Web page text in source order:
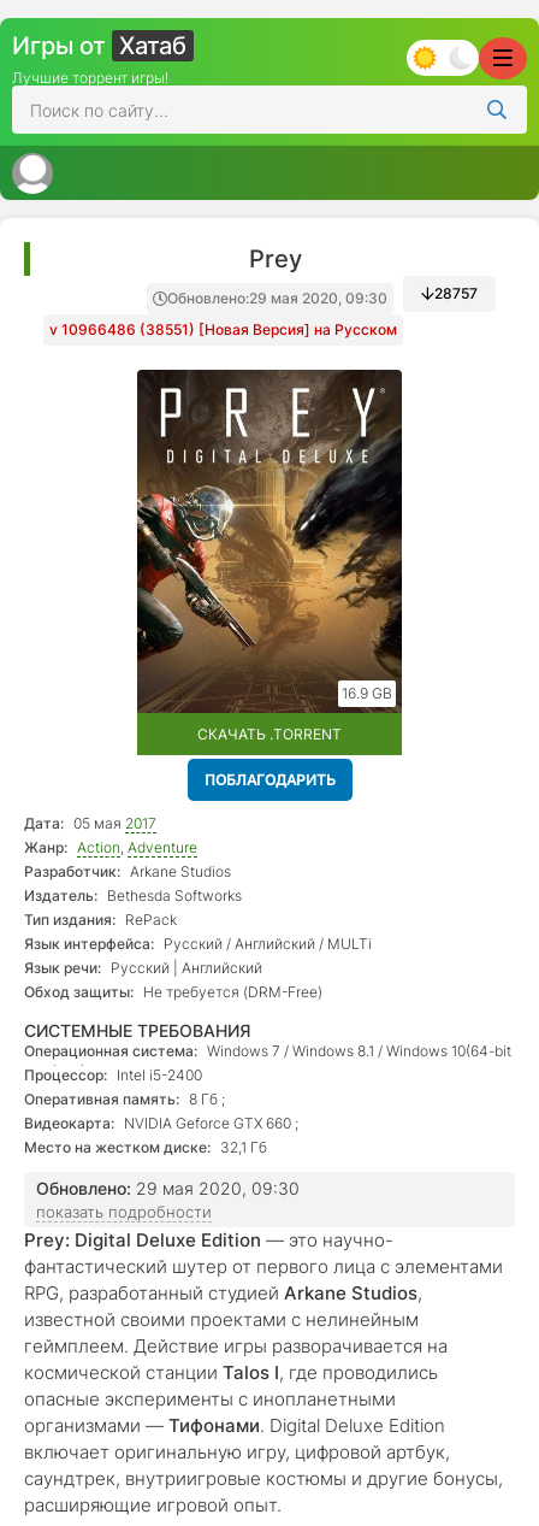
Игры от Хатаб
Лучшие торрент игры!
Prey
Обновлено:29 мая 2020, 09:30
v 10966486 (38551) [Новая Версия] на Русском
28757
16.9 GB
СКАЧАТЬ .TORRENT
ПОБЛАГОДАРИТЬ
Дата: 05 мая 2017
Жанр: Action, Adventure
Разработчик: Arkane Studios
Издатель: Bethesda Softworks
Тип издания: RePack
Язык интерфейса: Русский / Английский / MULTi
Язык речи: Русский | Английский
Обход защиты: Не требуется (DRM-Free)
СИСТЕМНЫЕ ТРЕБОВАНИЯ
Операционная система: Windows 7 / Windows 8.1 / Windows 10(64-bit
versions);
Процессор: Intel i5-2400
Оперативная память: 8 Гб ;
Видеокарта: NVIDIA Geforce GTX 660 ;
Место на жестком диске: 32,1 Гб
Обновлено: 29 мая 2020, 09:30
показать подробности
Prey: Digital Deluxe Edition — это научно-
фантастический шутер от первого лица с элементами
RPG, разработанный студией Arkane Studios,
известной своими проектами с нелинейным
геймплеем. Действие игры разворачивается на
космической станции Talos I, где проводились
опасные эксперименты с инопланетными
организмами — Тифонами. Digital Deluxe Edition
включает оригинальную игру, цифровой артбук,
саундтрек, внутриигровые костюмы и другие бонусы,
расширяющие игровой опыт.